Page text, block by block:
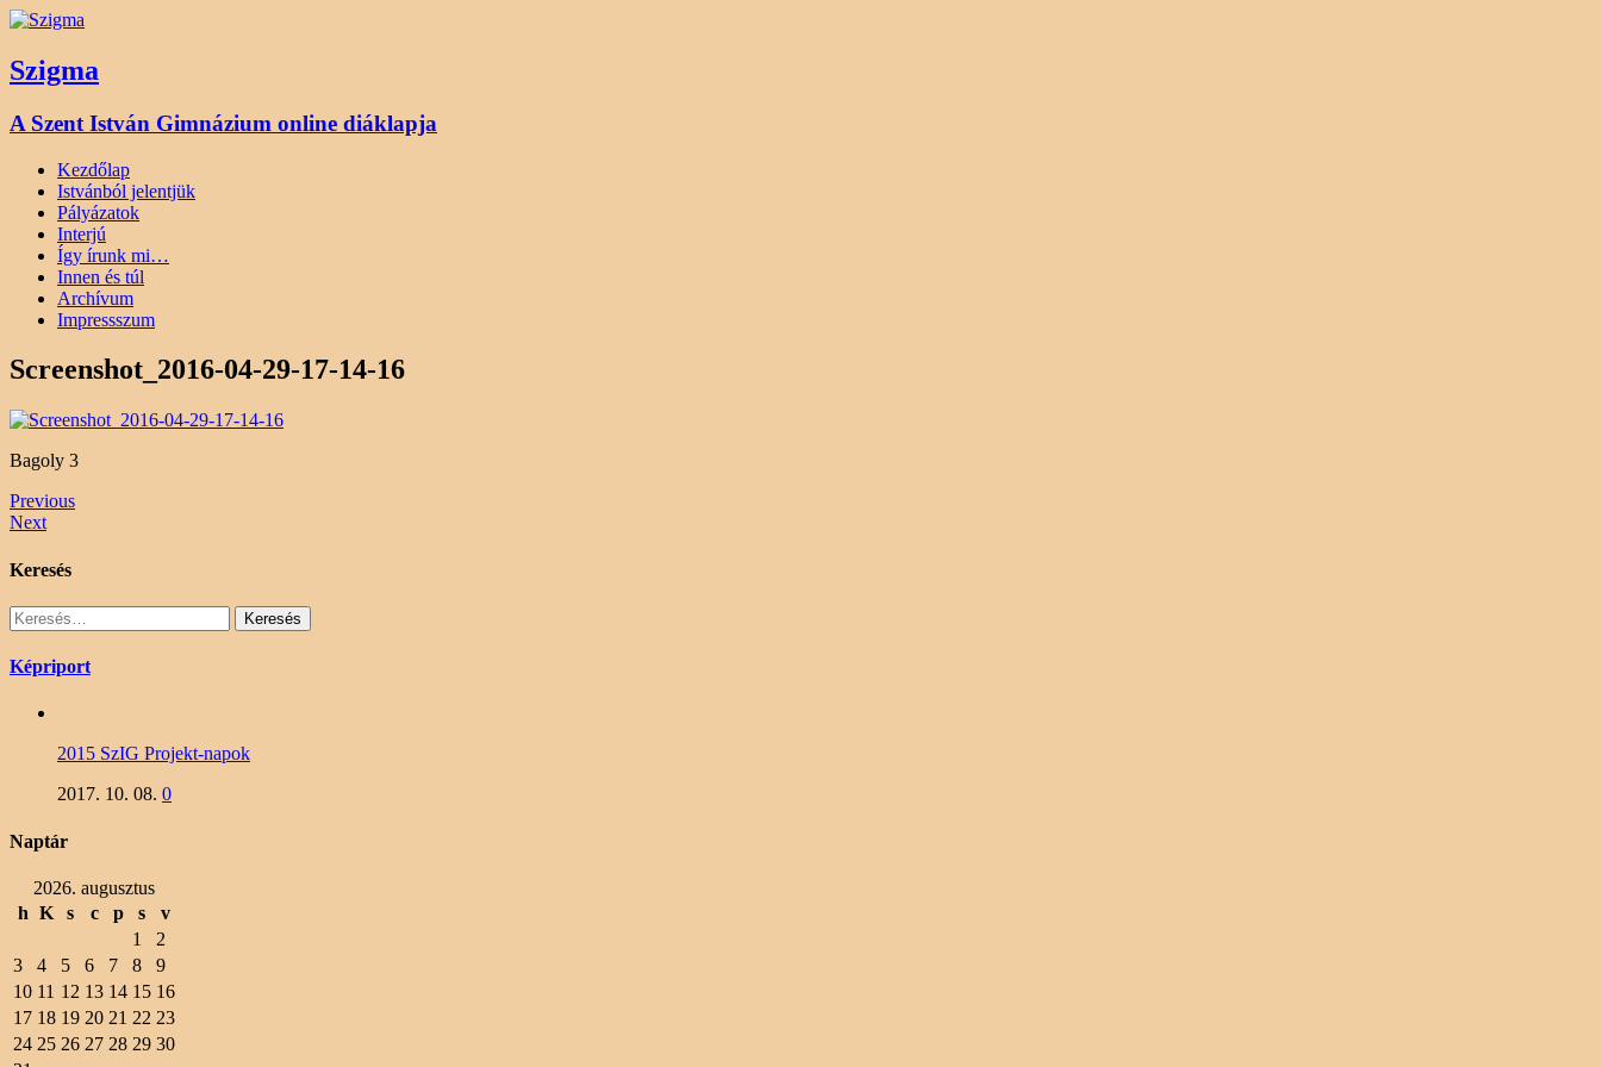
Szigma
A Szent István Gimnázium online diáklapja
Kezdőlap
Istvánból jelentjük
Pályázatok
Interjú
Így írunk mi…
Innen és túl
Archívum
Impressszum
Screenshot_2016-04-29-17-14-16
Bagoly 3
Previous
Next
Keresés
Keresés:
Képriport
2015 SzIG Projekt-napok
2017. 10. 08. 0
Naptár
2026. augusztus
h K s c p s
v
1
2
3
4 5 6 7 8
9
10 11 12 13 14 15 16
17 18 19 20 21 22 23
24 25 26 27 28 29 30